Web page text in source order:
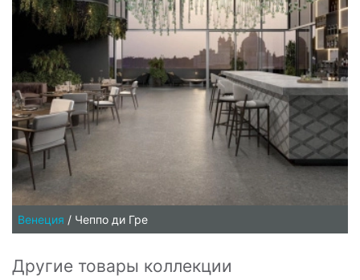
Венеция / Чеппо ди Гре
Другие товары коллекции